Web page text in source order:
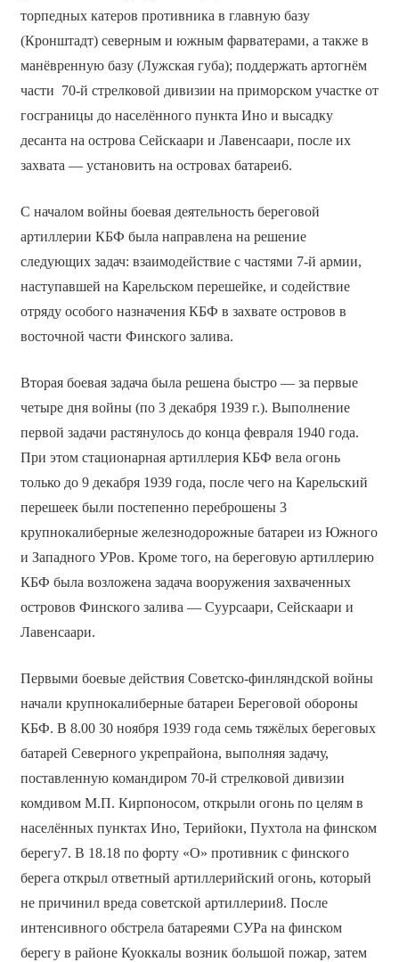
торпедных катеров противника в главную базу
(Кронштадт) северным и южным фарватерами, а также в
манёвренную базу (Лужская губа); поддержать артогнём
части 70-й стрелковой дивизии на приморском участке от
госграницы до населённого пункта Ино и высадку
десанта на острова Сейскаари и Лавенсаари, после их
захвата — установить на островах батареи6.
С началом войны боевая деятельность береговой
артиллерии КБФ была направлена на решение
следующих задач: взаимодействие с частями 7-й армии,
наступавшей на Карельском перешейке, и содействие
отряду особого назначения КБФ в захвате островов в
восточной части Финского залива.
Вторая боевая задача была решена быстро — за первые
четыре дня войны (по 3 декабря 1939 г.). Выполнение
первой задачи растянулось до конца февраля 1940 года.
При этом стационарная артиллерия КБФ вела огонь
только до 9 декабря 1939 года, после чего на Карельский
перешеек были постепенно переброшены 3
крупнокалиберные железнодорожные батареи из Южного
и Западного УРов. Кроме того, на береговую артиллерию
КБФ была возложена задача вооружения захваченных
островов Финского залива — Суурсаари, Сейскаари и
Лавенсаари.
Первыми боевые действия Советско-финляндской войны
начали крупнокалиберные батареи Береговой обороны
КБФ. В 8.00 30 ноября 1939 года семь тяжёлых береговых
батарей Северного укрепрайона, выполняя задачу,
поставленную командиром 70-й стрелковой дивизии
комдивом М.П. Кирпоносом, открыли огонь по целям в
населённых пунктах Ино, Терийоки, Пухтола на финском
берегу7. В 18.18 по форту «О» противник с финского
берега открыл ответный артиллерийский огонь, который
не причинил вреда советской артиллерии8. После
интенсивного обстрела батареями СУРа на финском
берегу в районе Куоккалы возник большой пожар, затем